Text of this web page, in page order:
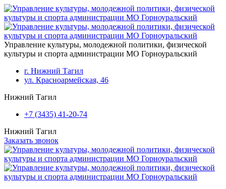
Перейти к основному содержанию
Управление культуры, молодежной политики, физической
культуры и спорта администрации МО Горноуральский
г. Нижний Тагил
ул. Красноармейская, 46
Нижний Тагил
+7 (3435) 41-20-74
Нижний Тагил
Заказать звонок